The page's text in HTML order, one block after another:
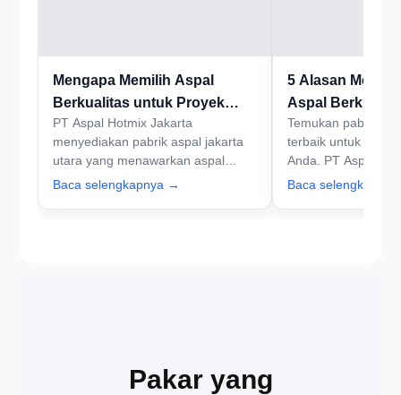
Mengapa Memilih Aspal
Berkualitas untuk Proyek
Infrastruktur
PT Aspal Hotmix Jakarta
menyediakan pabrik aspal jakarta
utara yang menawarkan aspal
berkualitas tinggi. Pilihan cerdas
Baca selengkapnya →
5 Alasan
Aspal
Utara
Temukan pabrik
terbaik untuk
Anda. PT Aspal
memberikan solusi
Baca
Pakar yang